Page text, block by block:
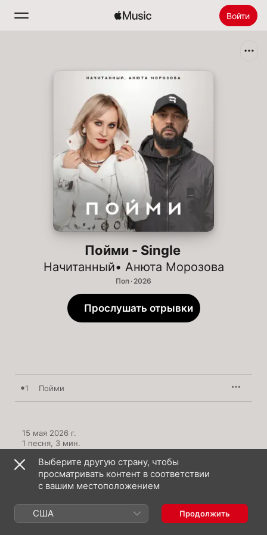
Войти
Установить Apple Music
Пойми - Single
Начитанный• Анюта Морозова
Поп · 2026
Прослушать отрывки
1 Пойми
15 мая 2026 г.
1 песня, 3 мин.
Начитанный: еще
Выберите другую страну, чтобы
просматривать контент в соответствии
с вашим местоположением
США Продолжить